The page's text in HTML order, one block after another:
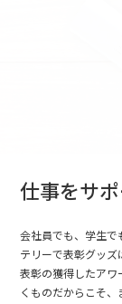
仕事をサ
会社員でも、学生で
テリーで表彰グッズ
表彰の獲得したアワ
くものだからこそ